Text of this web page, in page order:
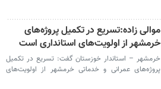
موالی زاده:تسریع در تکمیل پروژه‌های
خرمشهر از اولویت‌های استانداری است
خرمشهر – استاندار خوزستان گفت: تسریع در تکمیل
پروژه‌های عمرانی و خدماتی خرمشهر از اولویت‌های